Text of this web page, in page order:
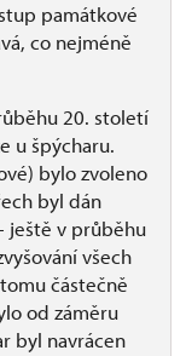
památkové
co nejméně
20. století
u špýcharu.
bylo zvoleno
byl dán
ještě v průběhu
všech
částečně
od záměru
byl navrácen